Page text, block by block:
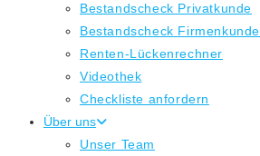
Bestandscheck Privatkunde
Bestandscheck Firmenkunde
Renten-Lückenrechner
Videothek
Checkliste anfordern
Über uns
Unser Team